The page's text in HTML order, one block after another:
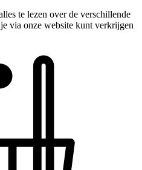
te lezen over de verschillende
via onze website kunt verkrijgen